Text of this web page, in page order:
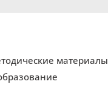
материалы